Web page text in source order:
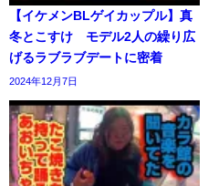
【イケメンBLゲイカップル】真
冬とこすけ モデル2人の繰り広
げるラブラブデートに密着
2024年12月7日